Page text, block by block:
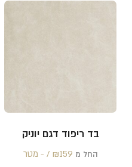
בד ריפוד דגם יוניק
החל מ ₪159 /‏‏‎ ‎- מטר